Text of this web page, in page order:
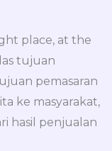
place, at the
tujuan
pemasaran
ke masyarakat,
hasil penjualan